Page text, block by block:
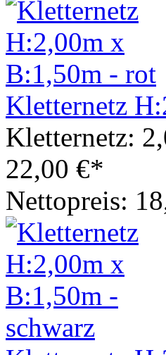
Kletternetz
Kletternetz:
22,00 €*
Nettopreis: